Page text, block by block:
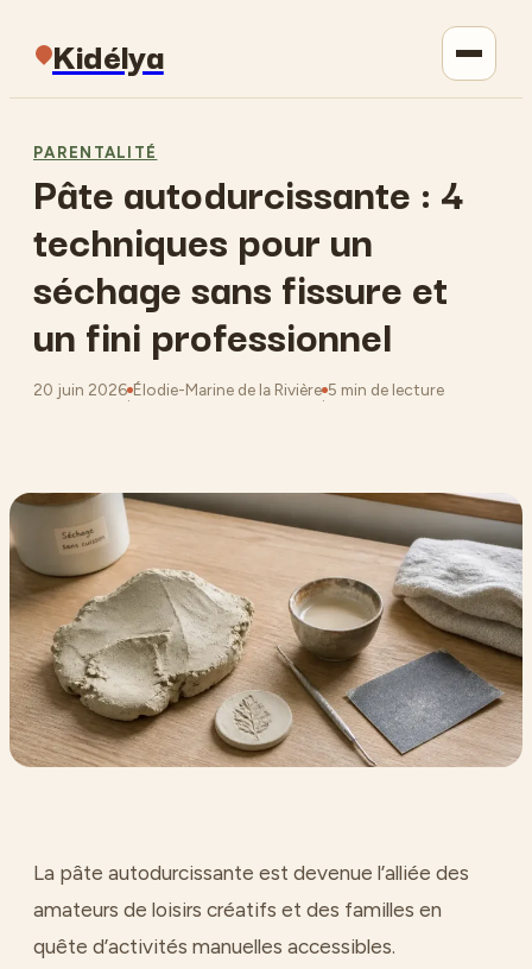
Kidélya
Maison
Jardinage
Lifestyle
PARENTALITÉ
Pâte autodurcissante : 4
techniques pour un
séchage sans fissure et
un fini professionnel
20 juin 2026
·
Élodie-Marine de la Rivière
·
5 min de lecture
La pâte autodurcissante est devenue l’alliée des
amateurs de loisirs créatifs et des familles en
quête d’activités manuelles accessibles.